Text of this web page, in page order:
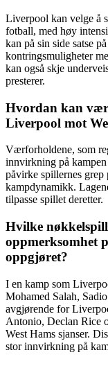
Liverpool kan velge å
fotball, med høy
kan på sin side satse
kontringsmuligheter
kan også skje
presterer.
Hvordan kan
Liverpool mot
Værforholdene, som
innvirkning på
påvirke spillernes grep
kampdynamikk.
tilpasse spillet deretter.
Hvilke
oppmerksomhet
oppgjøret?
I en kamp som
Mohamed Salah,
avgjørende for
Antonio, Declan Rice
West Hams sjanser.
stor innvirkning på